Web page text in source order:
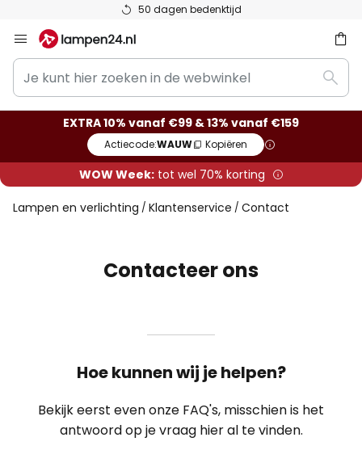
50 dagen bedenktijd
naar
de
inhoud
Je
kunt
hier
de
webwinkel
EXTRA 10% vanaf €99 & 13% vanaf €159
Actiecode:WAUW Kopiëren
WOW Week:tot wel 70% korting
Lampen en verlichting Klantenservice Contact
Contacteer ons
Hoe kunnen wij je helpen?
Bekijk eerst even onze FAQ's, misschien is het
antwoord op je vraag hier al te vinden.